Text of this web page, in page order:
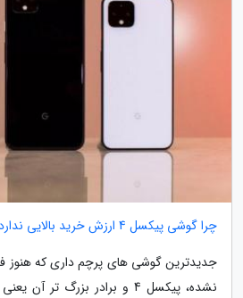
چرا گوشی پیکسل 4 ارزش خرید بالایی ندارد؟
جدیدترین گوشی های پرچم داری که هنوز